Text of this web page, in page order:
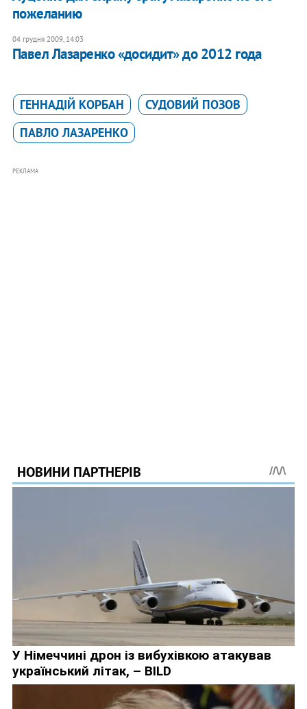
пожеланию
04 грудня 2009, 14:03
Павел Лазаренко «досидит» до 2012 года
ГЕННАДІЙ КОРБАН
СУДОВИЙ ПОЗОВ
ПАВЛО ЛАЗАРЕНКО
РЕКЛАМА